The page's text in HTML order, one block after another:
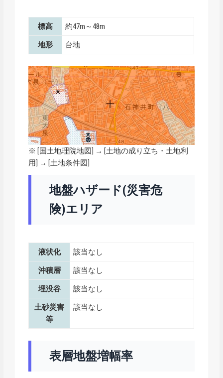
標高 約47m～48m
地形 台地
※ [ 国土地理院地図
] → [土地の成り立ち・土地利
用] → [土地条件図]
地盤ハザード(災害危
険)エリア
液状化 該当なし
沖積層 該当なし
埋没谷 該当なし
土砂災害
等
該当なし
表層地盤増幅率